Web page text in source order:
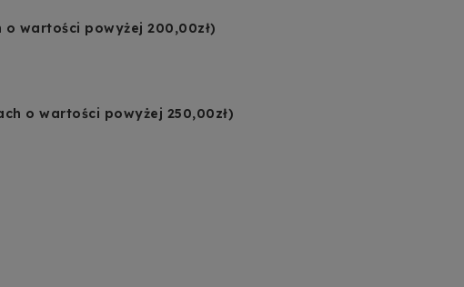
wartości powyżej 200,00zł)
o wartości powyżej 250,00zł)